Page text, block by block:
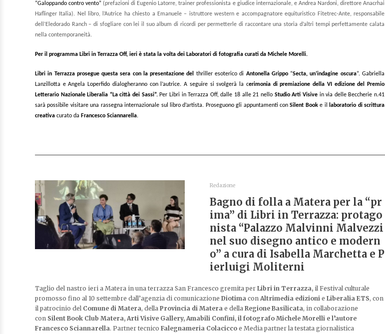
“Galoppando contro vento” (prefazioni di Eugenio Latorre, trainer professionista e giudice internazionale, e Andrea Nardoni, direttore Anacrhai
Haflinger Italia). Nel libro, l’Autrice ha chiesto a Emanuele – istruttore western e accompagnatore equituristico Fitetrec-Ante, responsabile
dell’Eledorado Ranch – di sfogliare con lei il suo album di ricordi per permetterle di raccontare una storia d’altri tempi perfettamente calata
nella contemporaneità.
Per il programma Libri in Terrazza Off, ieri è stata la volta dei Laboratori di fotografia curati da Michele Morelli.
Libri in Terrazza prosegue questa sera con la presentazione del thriller esoterico di Antonella Grippo“Secta, un’indagine oscura”. Gabriella
Lanzillotta e Angela Loperfido dialogheranno con l’autrice. A seguire si svolgerà la cerimonia di premiazione della VI edizione del
Premio
Letterario Nazionale Liberalia “La città dei Sassi”. Per Libri in Terrazza Off, dalle 18 alle 21 nello Studio Arti Visive in via delle Beccherie n.41
sarà possibile visitare una rassegna internazionale sul libro d’artista. Proseguono gli appuntamenti conSilent Booke il
laboratorio di scrittura
creativa curato da Francesco Sciannarella.
Redazione
Bagno di folla a Matera per la “pr
ima” di Libri in Terrazza: protago
nista “Palazzo Malvinni Malvezzi
nel suo disegno antico e modern
o” a cura di Isabella Marchetta e P
ierluigi Moliterni
Taglio del nastro ieri a Matera in una terrazza San Francesco gremita per Libri in Terrazza, il Festival culturale
promosso fino al 10 settembre dall’agenzia di comunicazione Diotima con Altrimedia edizioni e Liberalia ETS, con
il patrocinio del Comune di Matera, della Provincia di Matera e della Regione Basilicata, in collaborazione
con Silent Book Club Matera, Arti Visive Gallery, Amabili Confini, il fotografo Michele Morelli e l’autore
Francesco Sciannarella. Partner tecnico Falegnameria Colacicco e Media partner la testata giornalistica